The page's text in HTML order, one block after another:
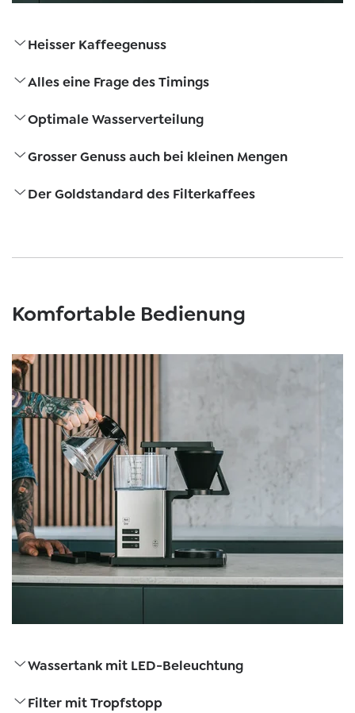
Heisser Kaffeegenuss
Alles eine Frage des Timings
Optimale Wasserverteilung
Grosser Genuss auch bei kleinen Mengen
Der Goldstandard des Filterkaffees
Komfortable Bedienung
Wassertank mit LED-Beleuchtung
Filter mit Tropfstopp